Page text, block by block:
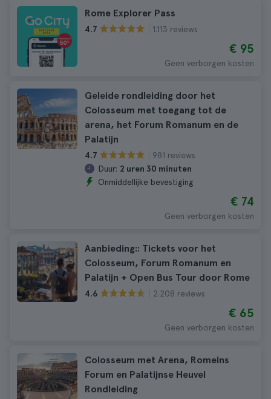
Rome Explorer Pass
4.7 1.113 reviews
€ 95
Geen verborgen kosten
Geleide rondleiding door het
Colosseum met toegang tot de
arena, het Forum Romanum en de
Palatijn
4.7
981 reviews
Duur: 2 uren 30 minuten
Onmiddellijke bevestiging
€ 74
Geen verborgen kosten
Aanbieding:: Tickets voor het
Colosseum, Forum Romanum en
Palatijn + Open Bus Tour door Rome
4.6 2.208 reviews
€ 65
Geen verborgen kosten
Colosseum met Arena, Romeins
Forum en Palatijnse Heuvel
Rondleiding